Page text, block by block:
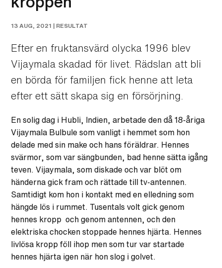
13 AUG, 2021 | RESULTAT
Efter en fruktansvärd olycka 1996 blev
Vijaymala skadad för livet. Rädslan att bli
en börda för familjen fick henne att leta
efter ett sätt skapa sig en försörjning.
En solig dag i Hubli, Indien, arbetade den då 18-åriga
Vijaymala Bulbule som vanligt i hemmet som hon
delade med sin make och hans föräldrar. Hennes
svärmor, som var sängbunden, bad henne sätta igång
teven. Vijaymala, som diskade och var blöt om
händerna gick fram och rättade till tv-antennen.
Samtidigt kom hon i kontakt med en elledning som
hängde lös i rummet. Tusentals volt gick genom
hennes kropp och genom antennen, och den
elektriska chocken stoppade hennes hjärta. Hennes
livlösa kropp föll ihop men som tur var startade
hennes hjärta igen när hon slog i golvet.